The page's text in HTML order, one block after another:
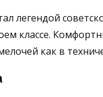
легендой
классе.
как в